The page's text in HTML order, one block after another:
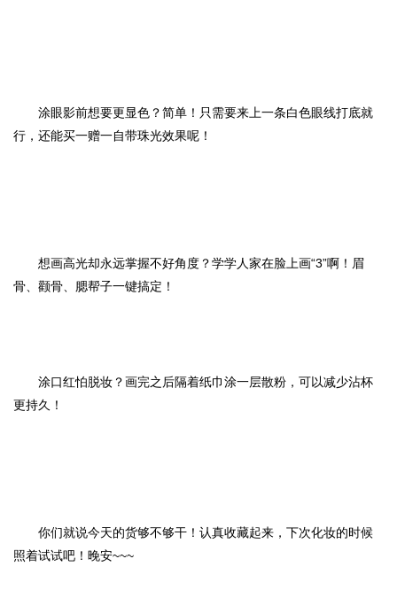
涂眼影前想要更显色？简单！只需要来上一条白色眼线打底就
行，还能买一赠一自带珠光效果呢！
想画高光却永远掌握不好角度？学学人家在脸上画“3”啊！眉
骨、颧骨、腮帮子一键搞定！
涂口红怕脱妆？画完之后隔着纸巾涂一层散粉，可以减少沾杯
更持久！
你们就说今天的货够不够干！认真收藏起来，下次化妆的时候
照着试试吧！晚安~~~